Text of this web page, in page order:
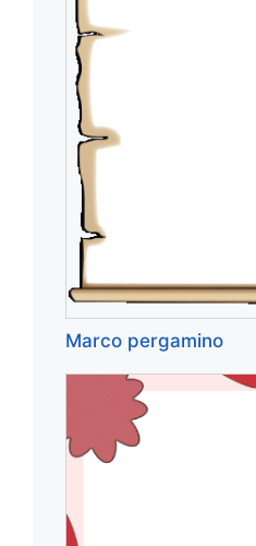
Marco pergamino